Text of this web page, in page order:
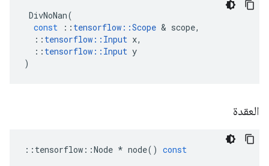
DivNoNan(
const
:: tensorflow ::Scope & scope,
:: tensorflow :: Input x,
:: tensorflow :: Input y
)
العقدة
:: tensorflow ::Node * node() const